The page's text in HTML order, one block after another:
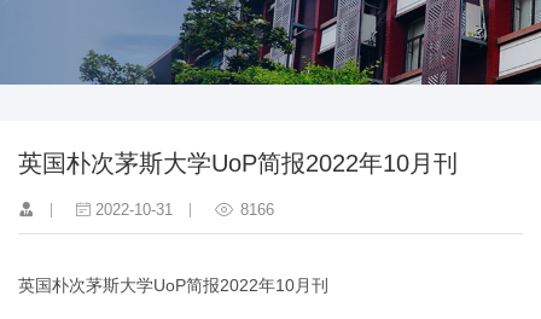
英国朴次茅斯大学UoP简报2022年10月刊
2022-10-31 8166
英国朴次茅斯大学UoP简报2022年10月刊